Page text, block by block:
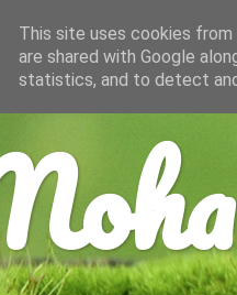
This site uses cookies
are shared with Google
statistics, and to detect